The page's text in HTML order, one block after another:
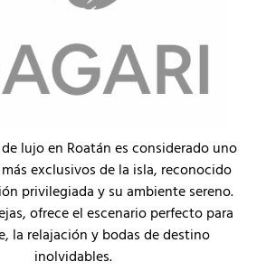
lujo en Roatán es considerado uno
exclusivos de la isla, reconocido
privilegiada y su ambiente sereno.
ofrece el escenario perfecto para
la relajación y bodas de destino
inolvidables.